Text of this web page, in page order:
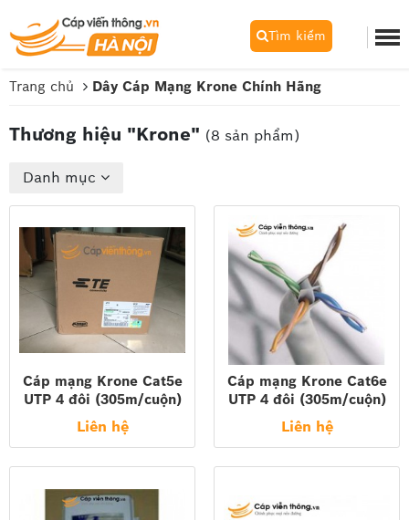
Tìm kiếm
Trang chủ Dây Cáp Mạng Krone Chính Hãng
Thương hiệu "Krone" (8 sản phẩm)
Danh mục
Cáp mạng Krone Cat5e
UTP 4 đôi (305m/cuộn)
Liên hệ
Cáp mạng Krone Cat6e
UTP 4 đôi (305m/cuộn)
Liên hệ